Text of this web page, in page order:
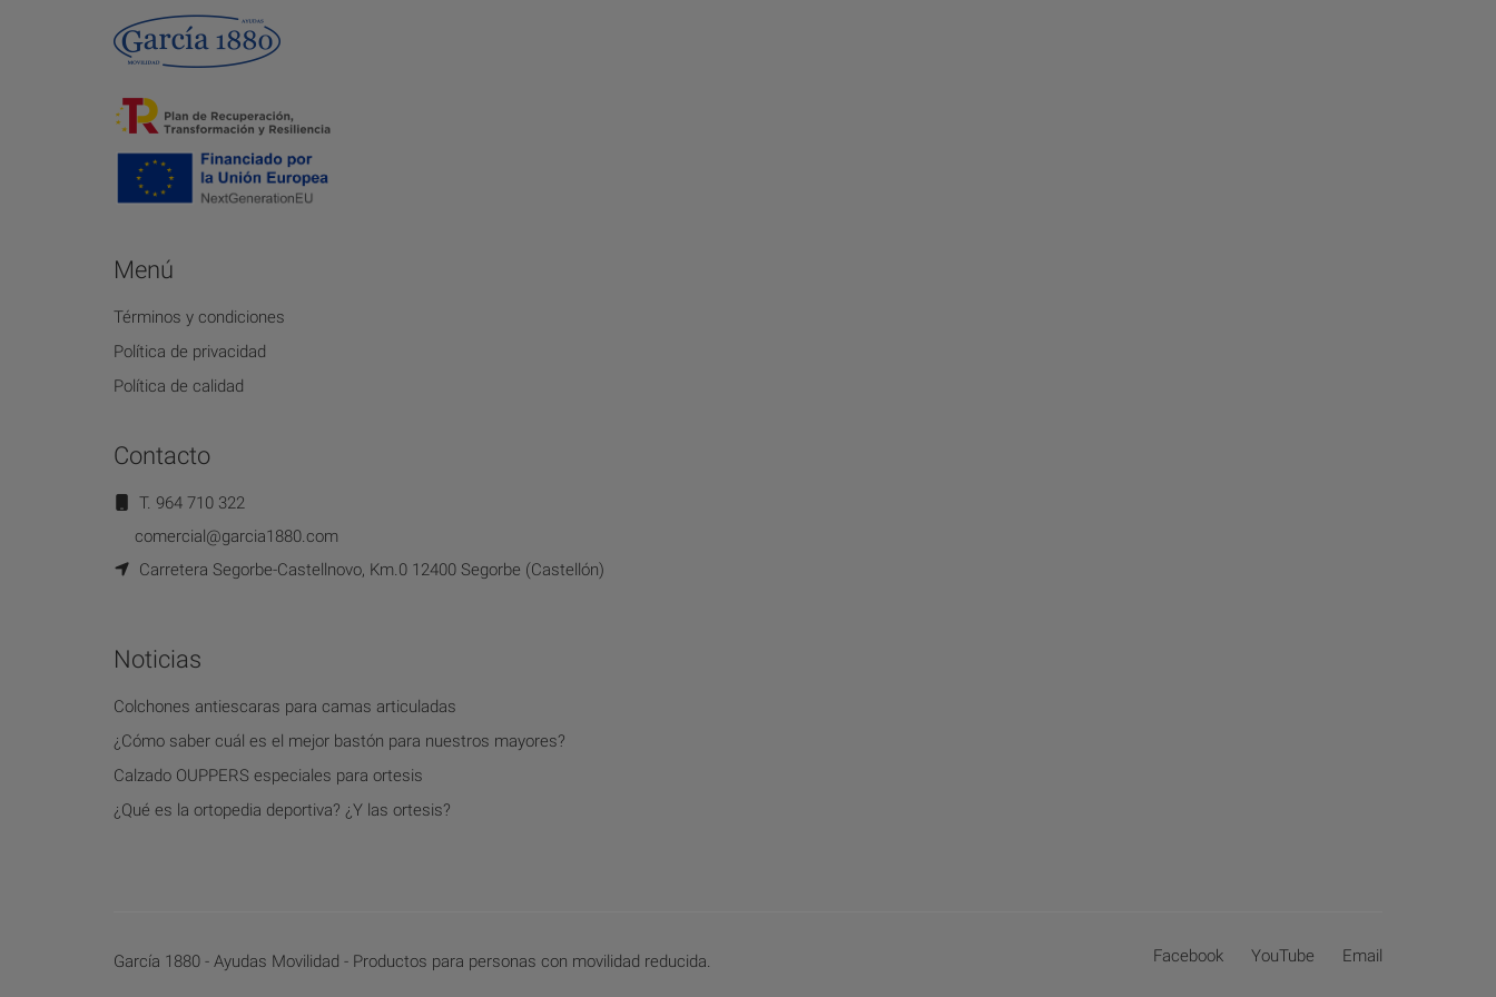
Menú
Términos y condiciones
Política de privacidad
Política de calidad
Contacto
T. 964 710 322
comercial@garcia1880.com
Carretera Segorbe-Castellnovo, Km.0 12400 Segorbe (Castellón)
Noticias
Colchones antiescaras para camas articuladas
¿Cómo saber cuál es el mejor bastón para nuestros mayores?
Calzado OUPPERS especiales para ortesis
¿Qué es la ortopedia deportiva? ¿Y las ortesis?
Facebook YouTube Email
García 1880 - Ayudas Movilidad - Productos para personas con movilidad reducida.